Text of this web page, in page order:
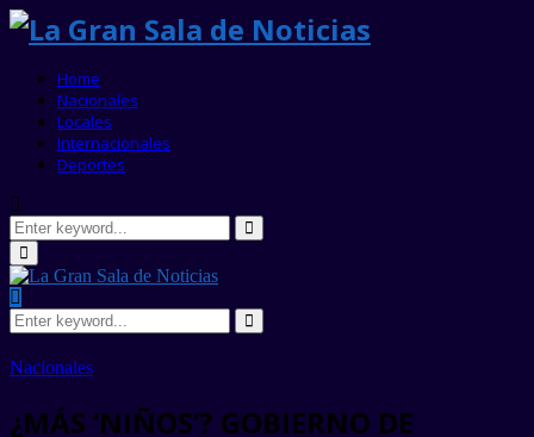
Home
Nacionales
Locales
Internacionales
Deportes
Search
for:
Search
Primary
Menu
Search
for:
Search
Nacionales
¿MÁS ‘NIÑOS’? GOBIERNO DE